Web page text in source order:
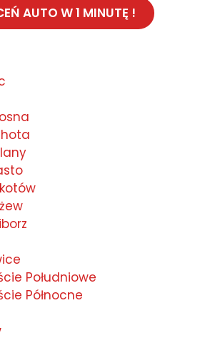
AUTO W 1 MINUTĘ !
Południowe
Północne